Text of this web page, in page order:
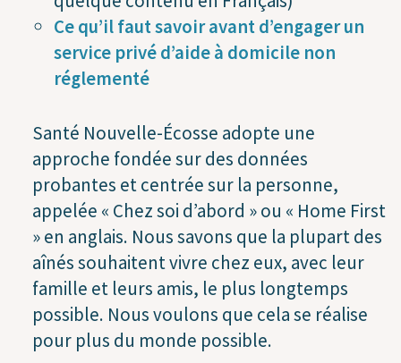
Ce qu’il faut savoir avant d’engager un
service privé d’aide à domicile non
réglementé
Santé Nouvelle-Écosse adopte une
approche fondée sur des données
probantes et centrée sur la personne,
appelée « Chez soi d’abord » ou « Home First
» en anglais. Nous savons que la plupart des
aînés souhaitent vivre chez eux, avec leur
famille et leurs amis, le plus longtemps
possible. Nous voulons que cela se réalise
pour plus du monde possible.